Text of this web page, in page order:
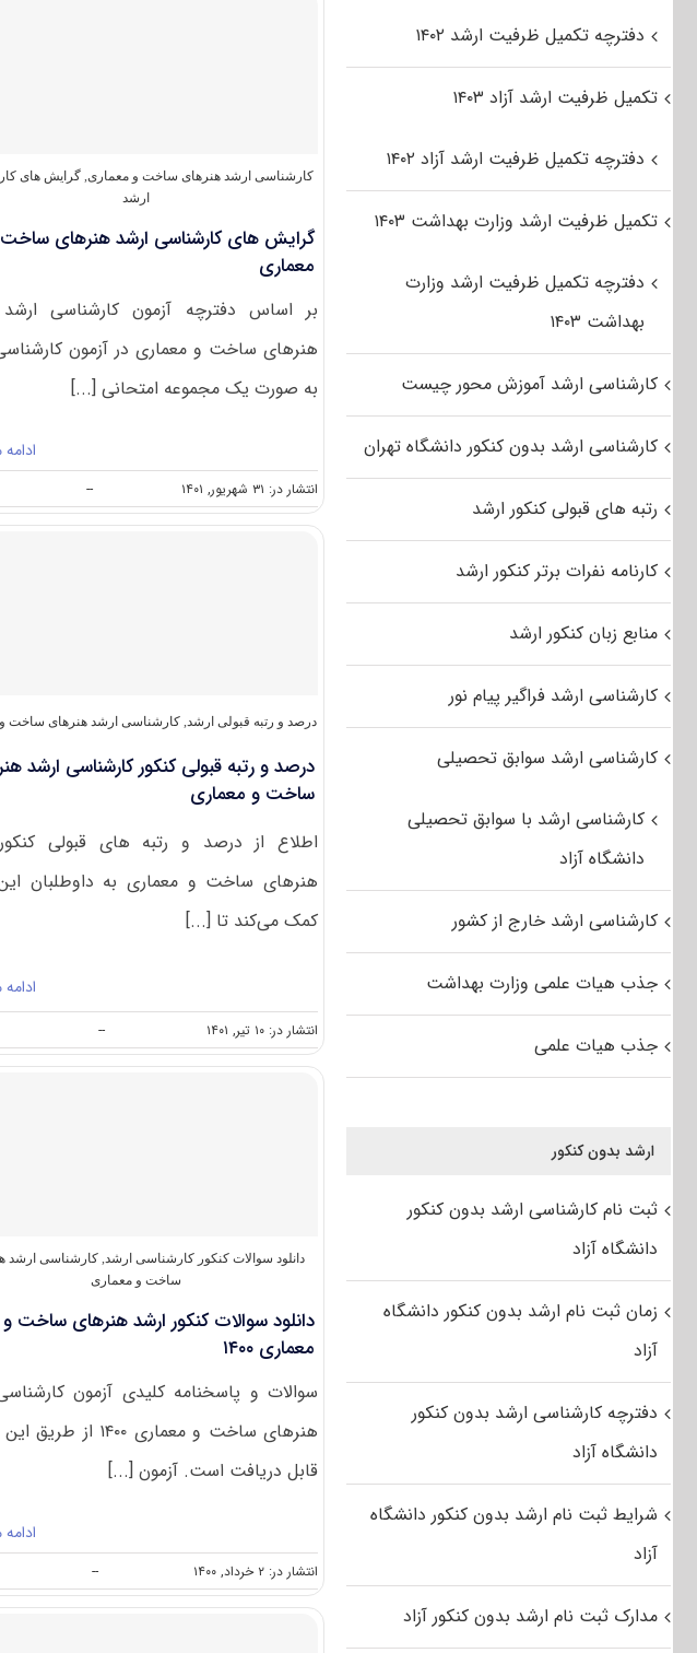
کارشناسی ارشد هنرهای ساخت و معماری, گرایش های
ارشد
گرایش های کارشناسی ارشد هنرهای
معماری
هنرهای ساخت و معماری در آزمون
به صورت یک مجموعه امتحانی [...]
انتشار در: ۳۱ شهریور, ۱۴۰۱ --
درصد و رتبه قبولی ارشد, کارشناسی ارشد هنرهای ساخت
درصد و رتبه قبولی کنکور کارشناسی ارشد
ساخت و معماری
اطلاع از درصد و رتبه های قبولی
هنرهای ساخت و معماری به داوطلبان
کمک می‌کند تا [...]
انتشار در: ۱۰ تیر, ۱۴۰۱ --
دانلود سوالات کنکور کارشناسی ارشد, کارشناسی ارشد
ساخت و معماری
دانلود سوالات کنکور ارشد هنرهای ساخت و
معماری ۱۴۰۰
سوالات و پاسخنامه کلیدی آزمون
هنرهای ساخت و معماری ۱۴۰۰
قابل دریافت است. آزمون [...]
انتشار در: ۲ خرداد, ۱۴۰۰ --
دفترچه تکمیل ظرفیت ارشد ۱۴۰۲
تکمیل ظرفیت ارشد آزاد ۱۴۰۳
دفترچه تکمیل ظرفیت ارشد آزاد ۱۴۰۲
تکمیل ظرفیت ارشد وزارت بهداشت ۱۴۰۳
دفترچه تکمیل ظرفیت ارشد وزارت
بهداشت ۱۴۰۳
کارشناسی ارشد آموزش محور چیست
کارشناسی ارشد بدون کنکور دانشگاه تهران
رتبه های قبولی کنکور ارشد
کارنامه نفرات برتر کنکور ارشد
منابع زبان کنکور ارشد
کارشناسی ارشد فراگیر پیام نور
کارشناسی ارشد سوابق تحصیلی
کارشناسی ارشد با سوابق تحصیلی
دانشگاه آزاد
کارشناسی ارشد خارج از کشور
جذب هیات علمی وزارت بهداشت
جذب هیات علمی
ارشد بدون کنکور
ثبت نام کارشناسی ارشد بدون کنکور
دانشگاه آزاد
زمان ثبت نام ارشد بدون کنکور دانشگاه
آزاد
دفترچه کارشناسی ارشد بدون کنکور
دانشگاه آزاد
شرایط ثبت نام ارشد بدون کنکور دانشگاه
آزاد
مدارک ثبت نام ارشد بدون کنکور آزاد